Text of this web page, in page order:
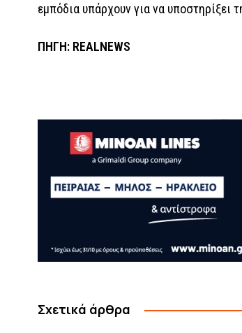
εμπόδια υπάρχουν για να υποστηρίξει
ΠΗΓΗ: REALNEWS
Σχετικά άρθρα